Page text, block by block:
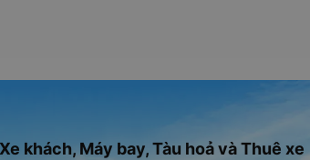
khách, Máy bay, Tàu hoả và Thuê xe